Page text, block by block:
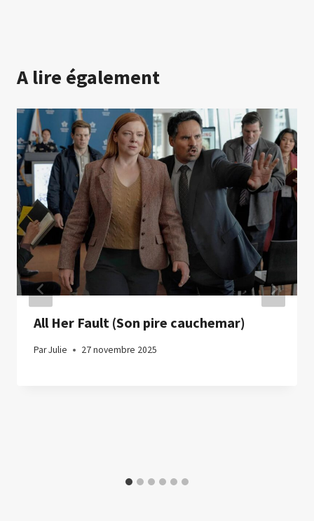
A lire également
All Her Fault (Son pire cauchemar)
ParJulie 27 novembre 2025